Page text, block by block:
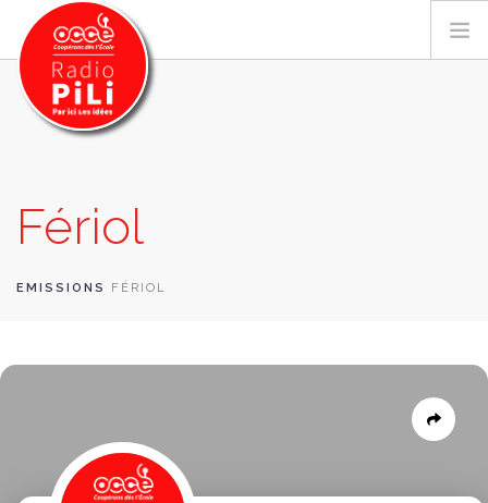
GRILLE DES PROGRAMMES
EMISSIONS / PODCASTS
SUR LE TERRITOIRE
CONTACT
Fériol
EMISSIONS FÉRIOL